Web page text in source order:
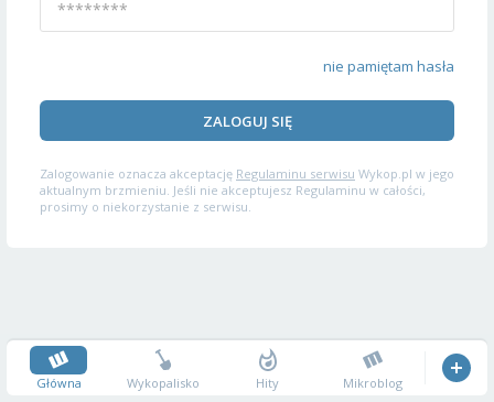
nie pamiętam hasła
ZALOGUJ SIĘ
Zalogowanie oznacza akceptację Regulaminu serwisu Wykop.pl w jego
aktualnym brzmieniu. Jeśli nie akceptujesz Regulaminu w całości,
prosimy o niekorzystanie z serwisu.
Główna Wykopalisko Hity Mikroblog